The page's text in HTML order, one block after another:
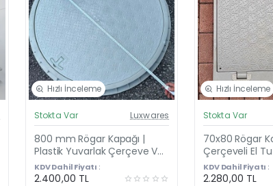
Hızlı İnceleme
Yeni Ürün
Stokta Var Luxwares
800 mm Rögar Kapağı |
Plastik Yuvarlak Çerçeve Ve
El Tutamaklı Kapak
KDV Dahil Fiyatı :
2.400,00 TL
Hızlı İnceleme
Stokta Var
70x80 Rögar
Çerçeveli El
Menteşeli Ve
KDV Dahil Fiyatı :
2.280,00 TL